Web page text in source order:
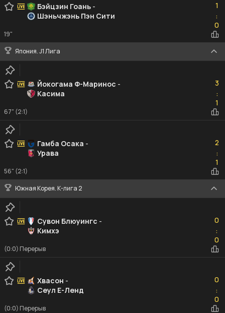
Бэйцзин Гоань -
Шэньчжэнь Пэн Сити
1
:0
0
19"
Япония. J1 Лига
Йокогама Ф-Маринос -
Касима
3
:1
1
67" (2:1)
Гамба Осака -
Урава
2
:1
1
56" (2:1)
Южная Корея. К-лига 2
Сувон Блюуингс -
Кимхэ
0
:0
0
(0:0) Перерыв
Хвасон -
Сеул Е-Ленд
0
:0
0
(0:0) Перерыв